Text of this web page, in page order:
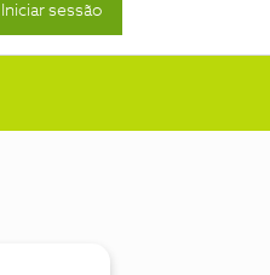
Iniciar sessão